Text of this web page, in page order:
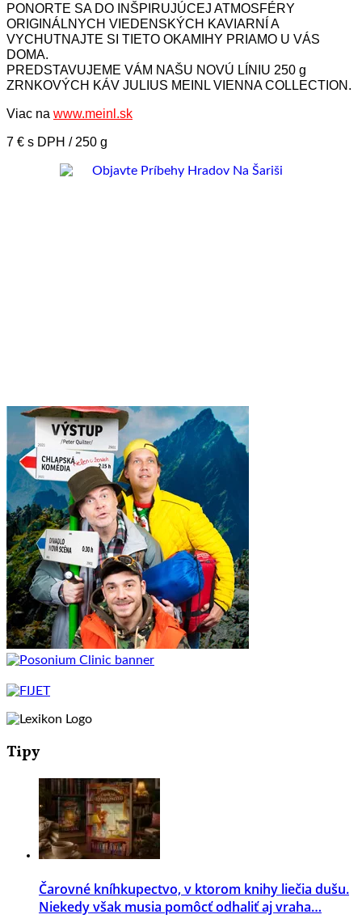
PONORTE SA DO INŠPIRUJÚCEJ ATMOSFÉRY
ORIGINÁLNYCH VIEDENSKÝCH KAVIARNÍ A
VYCHUTNAJTE SI TIETO OKAMIHY PRIAMO U VÁS
DOMA.
PREDSTAVUJEME VÁM NAŠU NOVÚ LÍNIU 250 g
ZRNKOVÝCH KÁV JULIUS MEINL VIENNA COLLECTION.
Viac na www.meinl.sk
7 € s DPH / 250 g
Tipy
Čarovné kníhkupectvo, v ktorom knihy liečia dušu.
Niekedy však musia pomôcť odhaliť aj vraha…